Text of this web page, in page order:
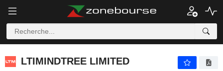
LTIMINDTREE LIMITED
LTIMINDTREE LIMITED